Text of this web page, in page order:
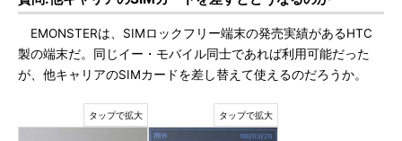
EMONSTERは、SIMロックフリー端末の発売実績があるHTC
製の端末だ。同じイー・モバイル同士であれば利用可能だった
が、他キャリアのSIMカードを差し替えて使えるのだろうか。